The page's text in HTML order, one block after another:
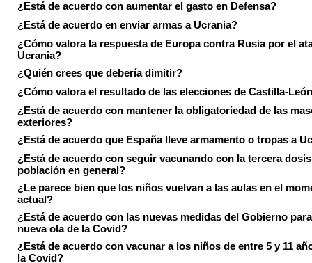
¿Está de acuerdo con aumentar el gasto en Defensa?
¿Está de acuerdo en enviar armas a Ucrania?
¿Cómo valora la respuesta de Europa contra Rusia por el
Ucrania?
¿Quién crees que debería dimitir?
¿Cómo valora el resultado de las elecciones de Castilla-
¿Está de acuerdo con mantener la obligatoriedad de las
exteriores?
¿Está de acuerdo que España lleve armamento o tropas a
¿Está de acuerdo con seguir vacunando con la tercera
población en general?
¿Le parece bien que los niños vuelvan a las aulas en el
actual?
¿Está de acuerdo con las nuevas medidas del Gobierno
nueva ola de la Covid?
¿Está de acuerdo con vacunar a los niños de entre 5 y 11
la Covid?